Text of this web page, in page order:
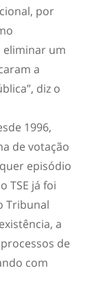
por
eliminar um
a
diz o
1996,
de votação
episódio
TSE já foi
Tribunal
a
de
com